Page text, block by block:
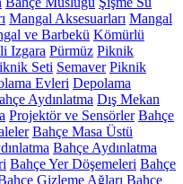
Mangal Aksesuarları Mangal
ve Barbekü Kömürlü
Izgara Pürmüz Piknik
Seti Semaver Piknik
Evleri Depolama
Aydınlatma Dış Mekan
Projektör ve Sensörler Bahçe
Bahçe Masa Üstü
Bahçe Aydınlatma
Bahçe Yer Döşemeleri Bahçe
Gizleme Ağları Bahçe